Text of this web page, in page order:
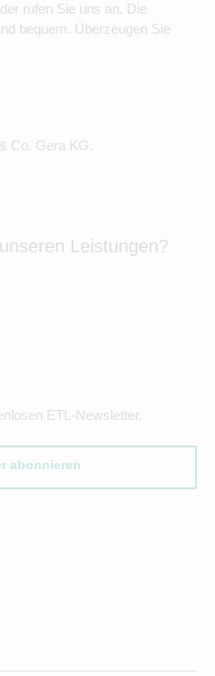
rufen Sie uns an. Die
bequem. Überzeugen Sie
Co. Gera KG.
Leistungen?
ETL-Newsletter.
abonnieren